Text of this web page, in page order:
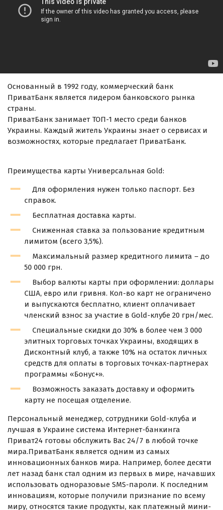
Основанный в 1992 году, коммерческий банк
ПриватБанк является лидером банковского рынка
страны.
ПриватБанк занимает ТОП-1 место среди банков
Украины. Каждый житель Украины знает о сервисах и
возможностях, которые предлагает ПриватБанк.
Преимущества карты Универсальная Gold:
Для оформления нужен только паспорт. Без
справок.
Бесплатная доставка карты.
Сниженная ставка за пользование кредитным
лимитом (всего 3,5%).
Максимальный размер кредитного лимита – до
50 000 грн.
Выбор валюты карты при оформлении: доллары
США, евро или гривня. Кол-во карт не ограничено
и выпускаются бесплатно, клиент оплачивает
членский взнос за участие в Gold-клубе 20 грн/мес.
Специальные скидки до 30% в более чем 3 000
элитных торговых точках Украины, входящих в
Дисконтный клуб, а также 10% на остаток личных
средств для оплаты в торговых точках-партнерах
программы «Бонус+».
Возможность заказать доставку и оформить
карту не посещая отделение.
Персональный менеджер, сотрудники Gold-клуба и
лучшая в Украине система Интернет-банкинга
Приват24 готовы обслужить Вас 24/7 в любой точке
мира.ПриватБанк является одним из самых
инновационных банков мира. Например, более десяти
лет назад банк стал одним из первых в мире, начавших
использовать одноразовые SMS-пароли. К последним
инновациям, которые получили признание по всему
миру, относятся такие продукты, как платежный мини-